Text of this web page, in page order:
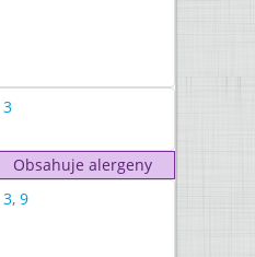
3
Obsahuje alergeny
3, 9